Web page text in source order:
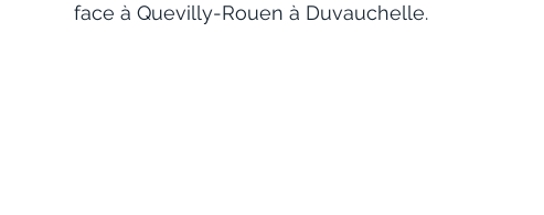
face à Quevilly-Rouen à Duvauchelle.